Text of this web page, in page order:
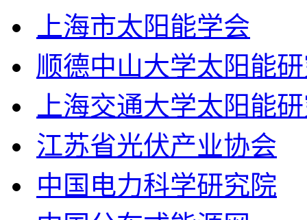
上海市太阳能学会
顺德中山大学太阳能
上海交通大学太阳能
江苏省光伏产业协会
中国电力科学研究院